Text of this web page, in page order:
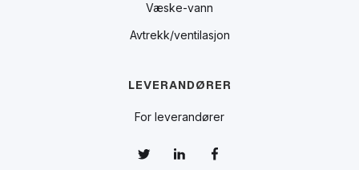
Væske-vann
Avtrekk/ventilasjon
LEVERANDØRER
For leverandører